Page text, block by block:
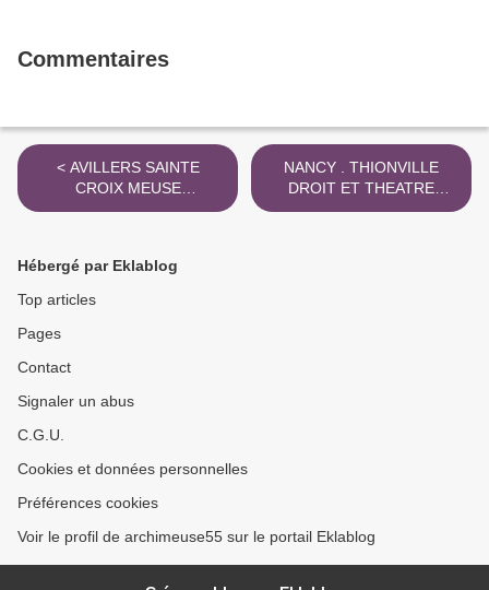
Commentaires
< AVILLERS SAINTE
CROIX MEUSE
MONUMENT AUX MORTS
NANCY . THIONVILLE
DROIT ET THEATRE
FREDERIC GEA >
Hébergé par Eklablog
Top articles
Pages
Contact
Signaler un abus
C.G.U.
Cookies et données personnelles
Préférences cookies
Voir le profil de archimeuse55 sur le portail Eklablog